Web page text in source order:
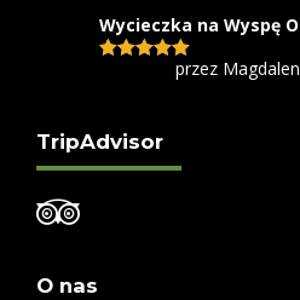
Wycieczka na Wyspę
5
przez
TripAdvisor
O nas